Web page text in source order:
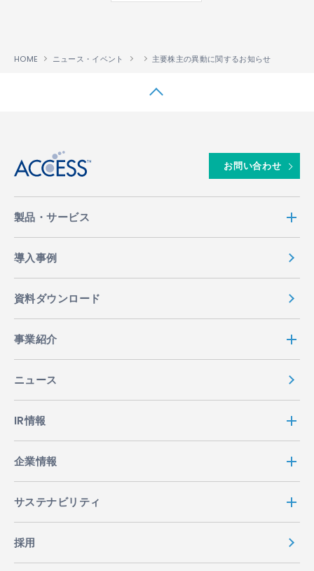
HOME ニュース・イベント 主要株主の異動に関するお知らせ
お問い合わせ
製品・サービス
導入事例
資料ダウンロード
事業紹介
ニュース
IR情報
企業情報
サステナビリティ
採用